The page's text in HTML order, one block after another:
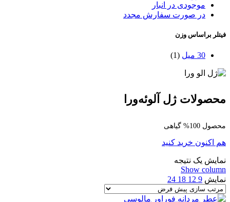
موجودی در انبار
در صورت سفارش مجدد
فیتلر براساس وزن
30 میل (1)
محصولات ژل آلوئه‌ورا
محصول 100% گیاهی
هم اکنون خرید کنید
نمایش یک نتیجه
Show column
نمایش 9
12
18
24